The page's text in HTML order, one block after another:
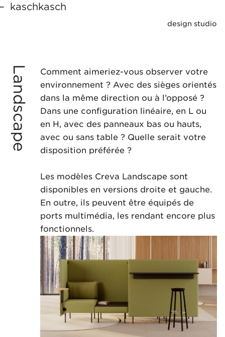
kaschkasch
design studio
Landscape
Comment aimeriez-vous observer votre
environnement ? Avec des sièges orientés
dans la même direction ou à l’opposé ?
Dans une configuration linéaire, en L ou
en H, avec des panneaux bas ou hauts,
avec ou sans table ? Quelle serait votre
disposition préférée ?
Les modèles Creva Landscape sont
disponibles en versions droite et gauche.
En outre, ils peuvent être équipés de
ports multimédia, les rendant encore plus
fonctionnels.